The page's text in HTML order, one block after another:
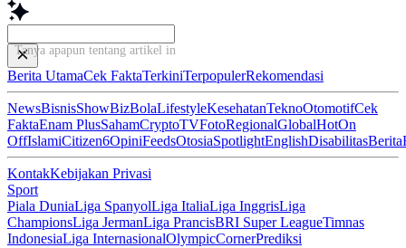
Tanya apapun tentang artikel ini...
Berita UtamaCek FaktaTerkiniTerpopulerRekomendasi
NewsBisnisShowBizBolaLifestyleKesehatanTeknoOtomotifCek
FaktaEnam PlusSahamCryptoTVFotoRegionalGlobalHotOn
OffIslamiCitizen6OpiniFeedsOtosiaSpotlightEnglishDisabilitasBerita
KontakKebijakan Privasi
Sport
Piala DuniaLiga SpanyolLiga ItaliaLiga InggrisLiga
ChampionsLiga JermanLiga PrancisBRI Super LeagueTimnas
IndonesiaLiga InternasionalOlympicCornerPrediksi